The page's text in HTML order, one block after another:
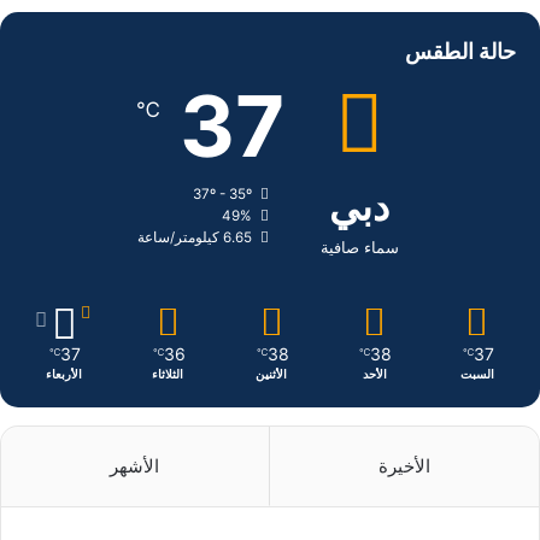
د
ن
ا
حالة الطقس
دبي
سماء صافية
37
℃
37º - 35º
49%
6.65 كيلومتر/ساعة
37
℃
السبت
38
℃
الأحد
38
℃
الأثنين
36
℃
الثلاثاء
37
℃
الأربعاء
الأخيرة الأشهر